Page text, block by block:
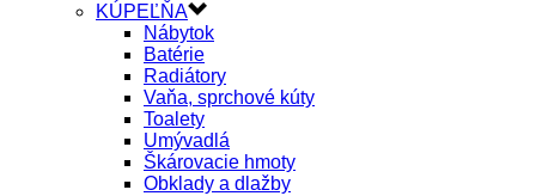
KÚPEĽŇA
Nábytok
Batérie
Radiátory
Vaňa, sprchové kúty
Toalety
Umývadlá
Škárovacie hmoty
Obklady a dlažby